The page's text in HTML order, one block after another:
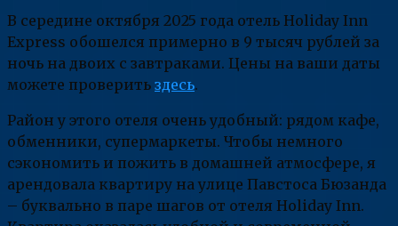
В середине октября 2025 года отель Holiday Inn
Express обошелся примерно в 9 тысяч рублей за
ночь на двоих с завтраками. Цены на ваши даты
можете проверить здесь.
Район у этого отеля очень удобный: рядом кафе,
обменники, супермаркеты. Чтобы немного
сэкономить и пожить в домашней атмосфере, я
арендовала квартиру на улице Павстоса Бюзанда
– буквально в паре шагов от отеля Holiday Inn.